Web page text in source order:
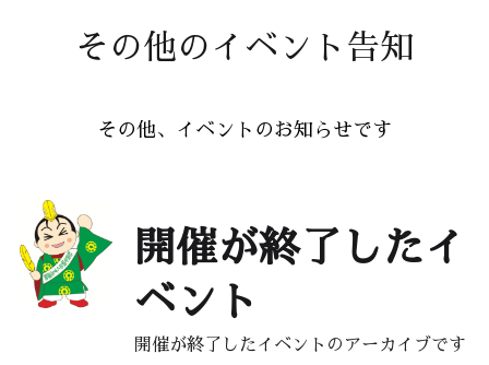
その他のイベント告知
その他、イベントのお知らせです
開催が終了したイ
ベント
開催が終了したイベントのアーカイブです